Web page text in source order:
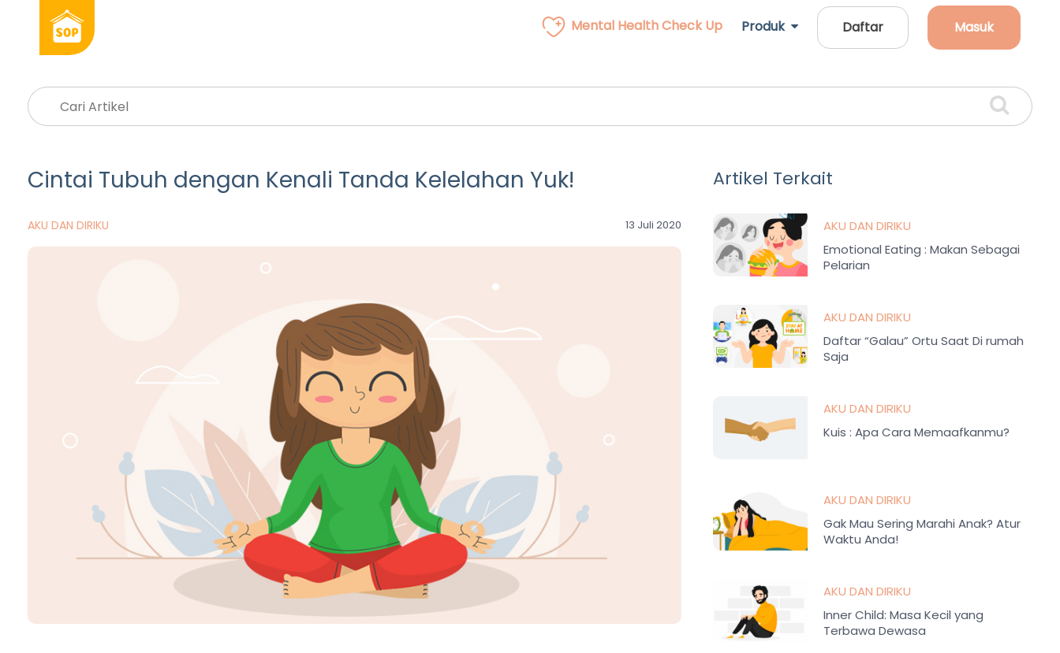
Mental Health Check Up Produk Daftar Masuk
Cintai Tubuh dengan Kenali Tanda Kelelahan Yuk!
AKU DAN DIRIKU 13 Juli 2020
Artikel Terkait
AKU DAN DIRIKU
Emotional Eating : Makan Sebagai
Pelarian
AKU DAN DIRIKU
Daftar “Galau” Ortu Saat Di rumah
Saja
AKU DAN DIRIKU
Kuis : Apa Cara Memaafkanmu?
AKU DAN DIRIKU
Gak Mau Sering Marahi Anak? Atur
Waktu Anda!
AKU DAN DIRIKU
Inner Child: Masa Kecil yang
Terbawa Dewasa